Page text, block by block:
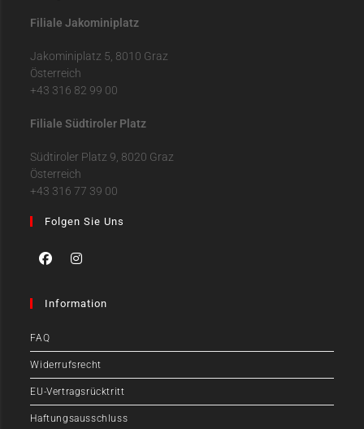
Filiale Jakominiplatz
Jakominiplatz 5, 8010 Graz
Österreich
+43 316 82 99 00
Filiale Südtiroler Platz
Südtiroler Platz 9, 8020 Graz
Österreich
+43 316 77 39 00
Folgen Sie Uns
Information
FAQ
Widerrufsrecht
EU-Vertragsrücktritt
Haftungsausschluss